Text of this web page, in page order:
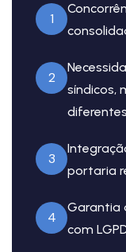
1
2
síndicos,
3
portaria
4
Garantia
com